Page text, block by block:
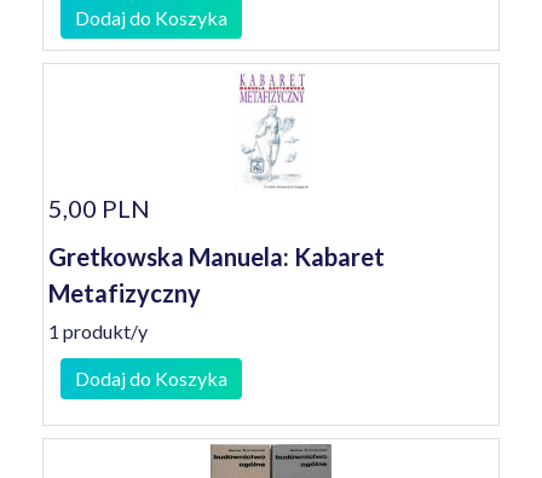
Dodaj do Koszyka
5,00 PLN
Gretkowska Manuela: Kabaret
Metafizyczny
1 produkt/y
Dodaj do Koszyka